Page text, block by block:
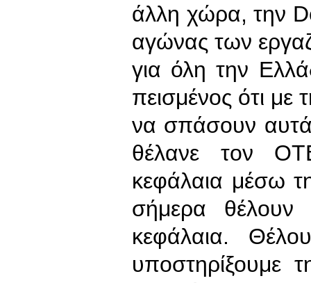
άλλη χώρα, την
αγώνας των
για όλη την
πεισμένος ότι
να σπάσουν
θέλανε τον
κεφάλαια μέσω
σήμερα θέλουν
κεφάλαια.
υποστηρίξουμε